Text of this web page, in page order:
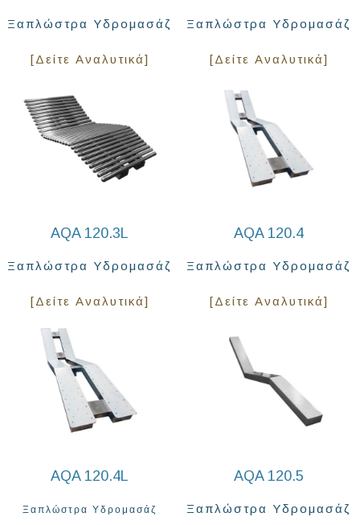
Ξαπλώστρα Υδρομασάζ
[Δείτε Αναλυτικά]
Ξαπλώστρα Υδρομασάζ
[Δείτε Αναλυτικά]
AQA 120.3L
Ξαπλώστρα Υδρομασάζ
[Δείτε Αναλυτικά]
AQA 120.4
Ξαπλώστρα Υδρομασάζ
[Δείτε Αναλυτικά]
AQA 120.4L
Ξαπλώστρα Υδρομασάζ
AQA 120.5
Ξαπλώστρα Υδρομασάζ